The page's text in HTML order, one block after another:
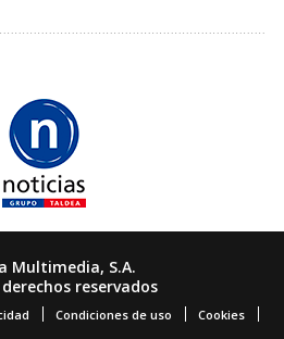
Multimedia, S.A.
reservados
Condiciones de uso Cookies